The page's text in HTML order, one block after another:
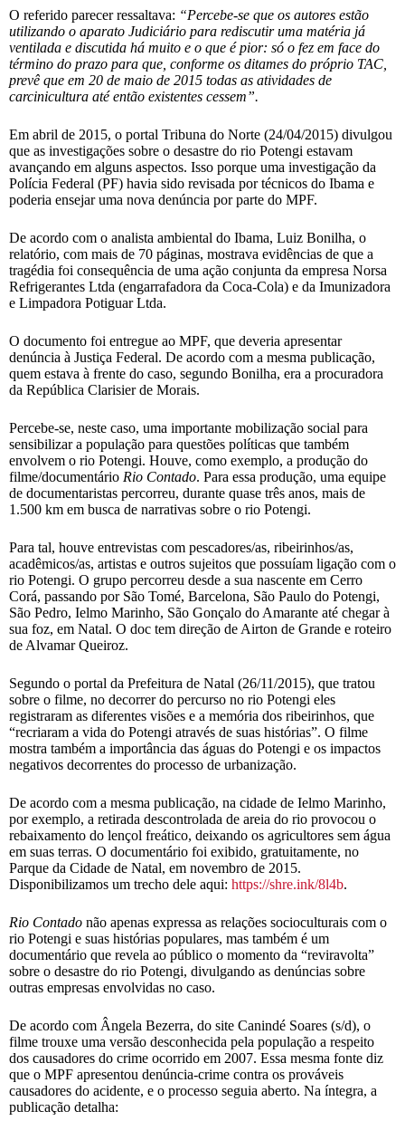
O referido parecer ressaltava: “Percebe-se que os autores estão
utilizando o aparato Judiciário para rediscutir uma matéria já
ventilada e discutida há muito e o que é pior: só o fez em face do
término do prazo para que, conforme os ditames do próprio TAC,
prevê que em 20 de maio de 2015 todas as atividades de
carcinicultura até então existentes cessem”.
Em abril de 2015, o portal Tribuna do Norte (24/04/2015) divulgou
que as investigações sobre o desastre do rio Potengi estavam
avançando em alguns aspectos. Isso porque uma investigação da
Polícia Federal (PF) havia sido revisada por técnicos do Ibama e
poderia ensejar uma nova denúncia por parte do MPF.
De acordo com o analista ambiental do Ibama, Luiz Bonilha, o
relatório, com mais de 70 páginas, mostrava evidências de que a
tragédia foi consequência de uma ação conjunta da empresa Norsa
Refrigerantes Ltda (engarrafadora da Coca-Cola) e da Imunizadora
e Limpadora Potiguar Ltda.
O documento foi entregue ao MPF, que deveria apresentar
denúncia à Justiça Federal. De acordo com a mesma publicação,
quem estava à frente do caso, segundo Bonilha, era a procuradora
da República Clarisier de Morais.
Percebe-se, neste caso, uma importante mobilização social para
sensibilizar a população para questões políticas que também
envolvem o rio Potengi. Houve, como exemplo, a produção do
filme/documentário Rio Contado. Para essa produção, uma equipe
de documentaristas percorreu, durante quase três anos, mais de
1.500 km em busca de narrativas sobre o rio Potengi.
Para tal, houve entrevistas com pescadores/as, ribeirinhos/as,
acadêmicos/as, artistas e outros sujeitos que possuíam ligação com o
rio Potengi. O grupo percorreu desde a sua nascente em Cerro
Corá, passando por São Tomé, Barcelona, São Paulo do Potengi,
São Pedro, Ielmo Marinho, São Gonçalo do Amarante até chegar à
sua foz, em Natal. O doc tem direção de Airton de Grande e roteiro
de Alvamar Queiroz.
Segundo o portal da Prefeitura de Natal (26/11/2015), que tratou
sobre o filme, no decorrer do percurso no rio Potengi eles
registraram as diferentes visões e a memória dos ribeirinhos, que
“recriaram a vida do Potengi através de suas histórias”. O filme
mostra também a importância das águas do Potengi e os impactos
negativos decorrentes do processo de urbanização.
De acordo com a mesma publicação, na cidade de Ielmo Marinho,
por exemplo, a retirada descontrolada de areia do rio provocou o
rebaixamento do lençol freático, deixando os agricultores sem água
em suas terras. O documentário foi exibido, gratuitamente, no
Parque da Cidade de Natal, em novembro de 2015.
Disponibilizamos um trecho dele aqui: https://shre.ink/8l4b.
Rio Contado não apenas expressa as relações socioculturais com o
rio Potengi e suas histórias populares, mas também é um
documentário que revela ao público o momento da “reviravolta”
sobre o desastre do rio Potengi, divulgando as denúncias sobre
outras empresas envolvidas no caso.
De acordo com Ângela Bezerra, do site Canindé Soares (s/d), o
filme trouxe uma versão desconhecida pela população a respeito
dos causadores do crime ocorrido em 2007. Essa mesma fonte diz
que o MPF apresentou denúncia-crime contra os prováveis
causadores do acidente, e o processo seguia aberto. Na íntegra, a
publicação detalha: